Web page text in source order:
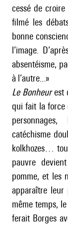
cessé de
filmé les
bonne
l’image.
absentéisme,
à l’autre...»
Le Bonheurest
qui fait la force
catéchisme
kolkhozes…
pauvre
pomme, et les
apparaître leur
même temps,
ferait Borges